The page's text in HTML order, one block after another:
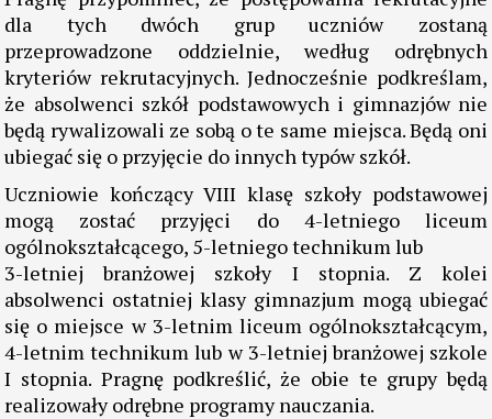
dla tych dwóch grup uczniów zostaną
przeprowadzone oddzielnie, według odrębnych
kryteriów rekrutacyjnych. Jednocześnie podkreślam,
że absolwenci szkół podstawowych i gimnazjów nie
będą rywalizowali ze sobą o te same miejsca. Będą oni
ubiegać się o przyjęcie do innych typów szkół.
Uczniowie kończący VIII klasę szkoły podstawowej
mogą zostać przyjęci do 4-letniego liceum
ogólnokształcącego, 5-letniego technikum lub
3-letniej branżowej szkoły I stopnia. Z kolei
absolwenci ostatniej klasy gimnazjum mogą ubiegać
się o miejsce w 3-letnim liceum ogólnokształcącym,
4-letnim technikum lub w 3-letniej branżowej szkole
I stopnia. Pragnę podkreślić, że obie te grupy będą
realizowały odrębne programy nauczania.